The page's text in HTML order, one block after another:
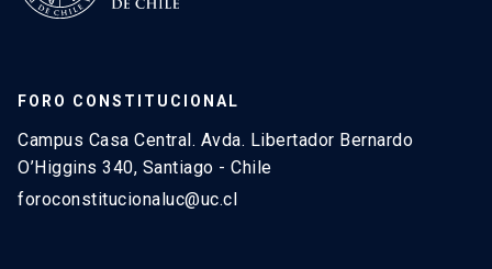
FORO CONSTITUCIONAL
Campus Casa Central. Avda. Libertador Bernardo
O’Higgins 340, Santiago - Chile
foroconstitucionaluc@uc.cl